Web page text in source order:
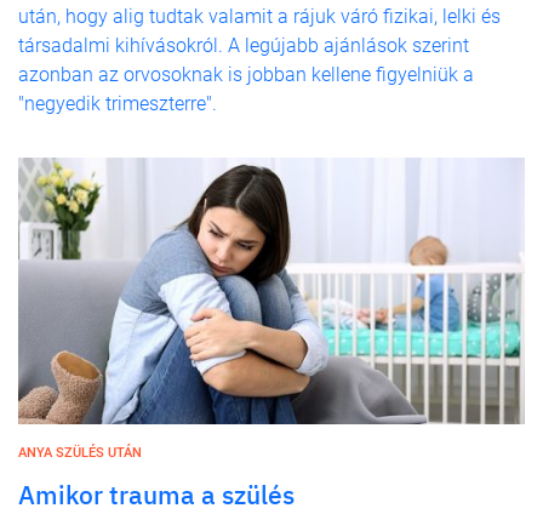
után, hogy alig tudtak valamit a rájuk váró fizikai, lelki és
társadalmi kihívásokról. A legújabb ajánlások szerint
azonban az orvosoknak is jobban kellene figyelniük a
"negyedik trimeszterre".
ANYA SZÜLÉS UTÁN
Amikor trauma a szülés